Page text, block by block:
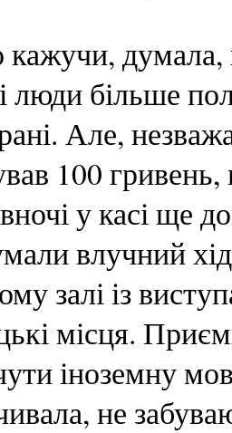
кажучи,
люди більше
Але,
100 гривень,
у касі ще
влучний
залі із
місця.
іноземну
не